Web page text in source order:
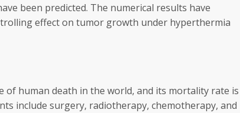
been predicted. The numerical results have
effect on tumor growth under hyperthermia
of human death in the world, and its mortality rate is
include surgery, radiotherapy, chemotherapy, and